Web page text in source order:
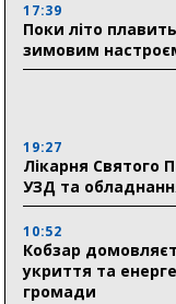
17:39
Поки літо
зимовим
19:27
Лікарня Святого
УЗД та
10:52
Кобзар
укриття та
громади